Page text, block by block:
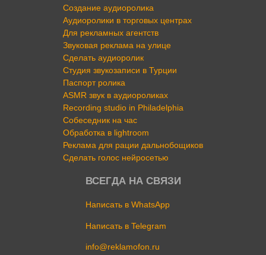
Создание аудиоролика
Аудиоролики в торговых центрах
Для рекламных агентств
Звуковая реклама на улице
Сделать аудиоролик
Студия звукозаписи в Турции
Паспорт ролика
ASMR звук в аудиороликах
Recording studio in Philadelphia
Собеседник на час
Обработка в lightroom
Реклама для рации дальнобощиков
Сделать голос нейросетью
ВСЕГДА НА СВЯЗИ
Написать в WhatsApp
Написать в Telegram
info@reklamofon.ru